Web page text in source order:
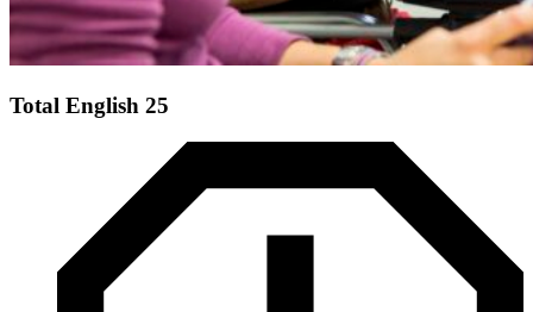
Total English 25